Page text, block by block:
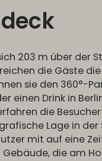
203 m über der
die Gäste
sie den 360°-
einen Drink in
die
Lage in
mit auf eine
die am